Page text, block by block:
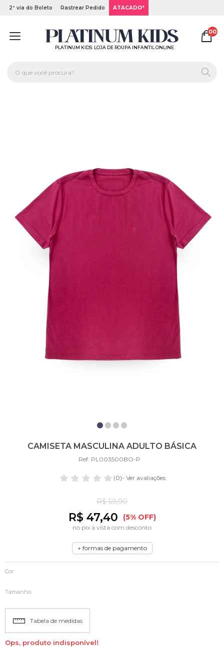
2ª via do Boleto Rastrear Pedido ATACADO*
PLATINUM KIDS: LOJA DE ROUPA INFANTIL ONLINE.
00
CAMISETA MASCULINA ADULTO BÁSICA
Ref: PL003500BO-P
(0)- Ver avaliações
R$ 59,90
R$ 47,40 (5% OFF)
no pix à vista com desconto
+ formas de pagamento
Cor
Tamanho
Tabela de medidas
Ops, produto indisponível!